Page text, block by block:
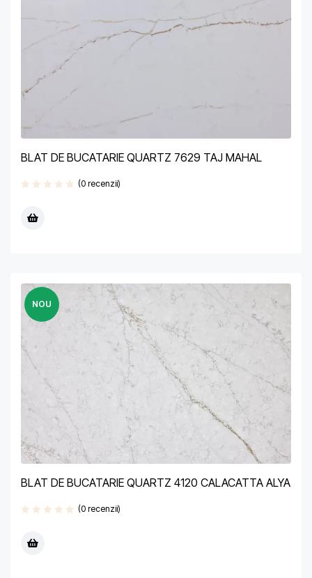
BLAT DE BUCATARIE QUARTZ 7629 TAJ MAHAL
(0 recenzii)
NOU
BLAT DE BUCATARIE QUARTZ 4120 CALACATTA ALYA
(0 recenzii)